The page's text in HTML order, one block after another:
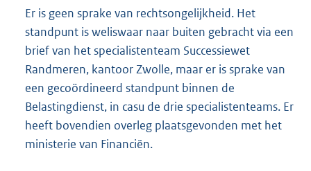
Er is geen sprake van rechtsongelijkheid. Het
standpunt is weliswaar naar buiten gebracht via een
brief van het specialistenteam Successiewet
Randmeren, kantoor Zwolle, maar er is sprake van
een gecoördineerd standpunt binnen de
Belastingdienst, in casu de drie specialistenteams. Er
heeft bovendien overleg plaatsgevonden met het
ministerie van Financiën.